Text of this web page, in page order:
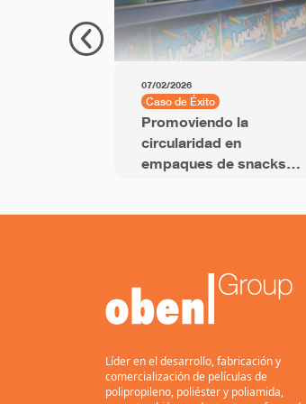
07/02/2026
Caso de Éxito
Promoviendo la
circularidad en
empaques de snacks
Líder en el desarrollo, fabricación y
comercialización de películas de
polipropileno, poliéster y poliamida,